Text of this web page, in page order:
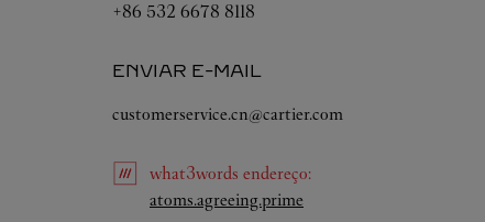
+86 532 6678 8118
ENVIAR E-MAIL
customerservice.cn@cartier.com
what3words endereço:
atoms.agreeing.prime